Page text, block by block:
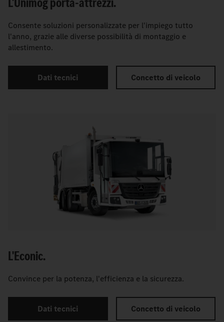
Consente soluzioni personalizzate per l'impiego tutto
l'anno, grazie alle diverse possibilità di montaggio e
allestimento.
Dati tecnici Concetto di veicolo
L'Econic.
Convince per la potenza, l'efficienza e la sicurezza.
Dati tecnici Concetto di veicolo